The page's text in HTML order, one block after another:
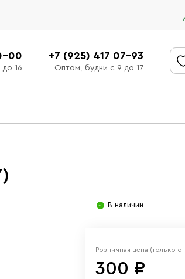
00
16
+7 (925) 417 07-93
Оптом, будни с 9 до 17
В наличии
Розничная цена (только
300 ₽